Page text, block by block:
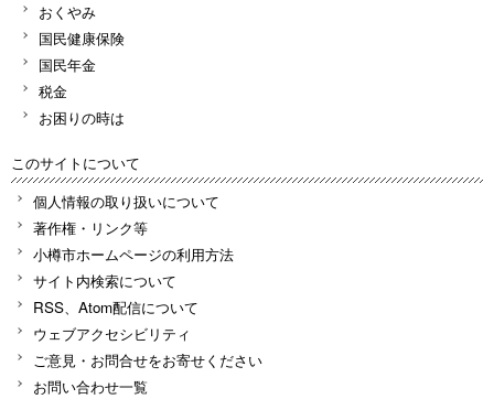
おくやみ
国民健康保険
国民年金
税金
お困りの時は
このサイトについて
個人情報の取り扱いについて
著作権・リンク等
小樽市ホームページの利用方法
サイト内検索について
RSS、Atom配信について
ウェブアクセシビリティ
ご意見・お問合せをお寄せください
お問い合わせ一覧